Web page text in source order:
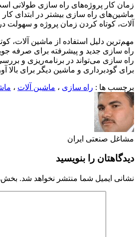
زمان کار پروژه‌های راه سازی طولانی
ماشین‌های راه سازی بیشتر در ابتدای
آلات، کوتاه کردن زمان پروژه و سهولت
مهم‌ترین دلیل استفاده از ماشین آلات،
راه سازی جدید و پیشرفته برای صرفه
راه سازی می‌تواند در برنامه‌ریزی و
برای گودبرداری و ماشین دیگر برای
برچسب ها : راه سازی ، ماشین آلات ،
مشاغل صنعتی ایران
دیدگاهتان را بنویسید
نشانی ایمیل شما منتشر نخواهد شد.